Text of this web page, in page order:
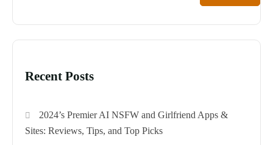
Recent Posts
2024’s Premier AI NSFW and Girlfriend Apps &
Sites: Reviews, Tips, and Top Picks